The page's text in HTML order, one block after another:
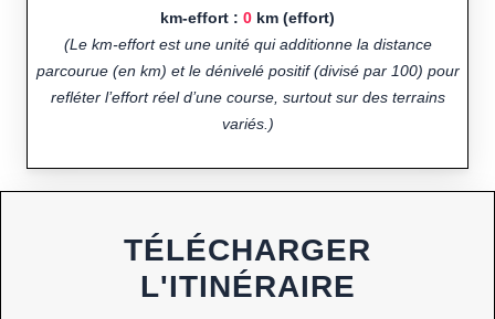
km-effort : 0 km (effort)
(Le km-effort est une unité qui additionne la distance
parcourue (en km) et le dénivelé positif (divisé par 100) pour
refléter l’effort réel d’une course, surtout sur des terrains
variés.)
TÉLÉCHARGER
L'ITINÉRAIRE